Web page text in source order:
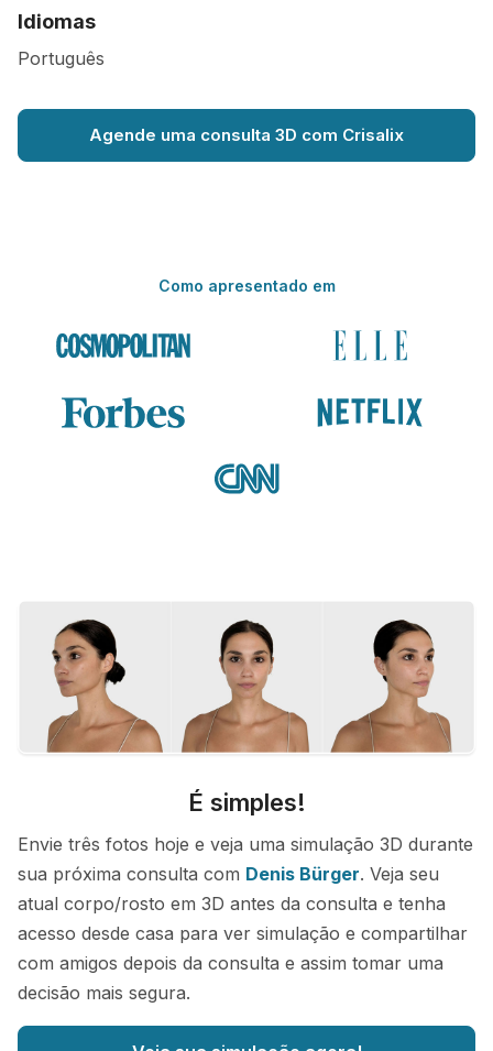
Idiomas
Português
Agende uma consulta 3D com Crisalix
Como apresentado em
É simples!
Envie três fotos hoje e veja uma simulação 3D durante
sua próxima consulta com Denis Bürger. Veja seu
atual corpo/rosto em 3D antes da consulta e tenha
acesso desde casa para ver simulação e compartilhar
com amigos depois da consulta e assim tomar uma
decisão mais segura.